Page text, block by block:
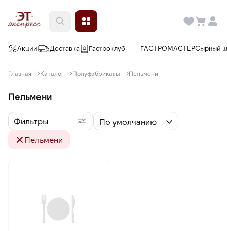
Акции Доставка Гастроклуб ГАСТРОМАСТЕРСырный
Главная Каталог Полуфабрикаты Пельмени
Пельмени
Фильтры
По умолчанию
Пельмени